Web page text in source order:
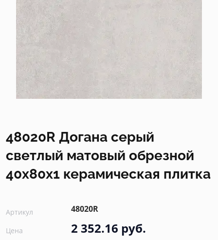
48020R Догана серый
светлый матовый обрезной
40x80x1 керамическая плитка
Артикул 48020R
Цена 2 352.16 руб.